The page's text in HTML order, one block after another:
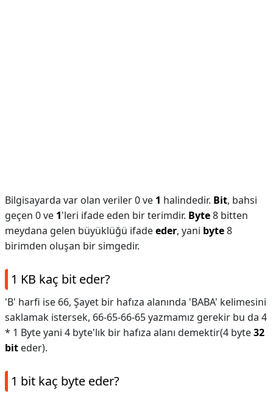
Bilgisayarda var olan veriler 0 ve 1 halindedir. Bit, bahsi
geçen 0 ve 1'leri ifade eden bir terimdir. Byte8 bitten
meydana gelen büyüklüğü ifadeeder, yani byte8
birimden oluşan bir simgedir.
1 KB kaç bit eder?
'B' harfi ise 66, Şayet bir hafıza alanında 'BABA' kelimesini
saklamak istersek, 66-65-66-65 yazmamız gerekir bu da 4
* 1 Byte yani 4 byte'lık bir hafıza alanı demektir(4 byte32
bit eder).
1 bit kaç byte eder?